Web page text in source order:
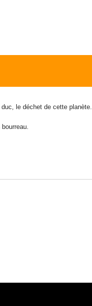
le déchet de cette planète.